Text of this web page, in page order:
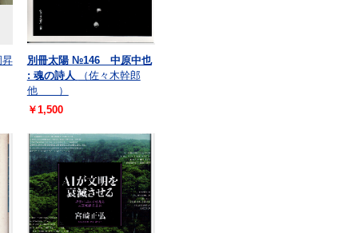
昇
別冊太陽 №146 中原中也
: 魂の詩人
（佐々木幹郎
他 ）
￥1,500